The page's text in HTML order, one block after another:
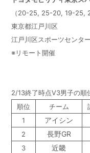
（20-25, 25-20, 19-25,
東京都江戸川区
江戸川区スポーツセンター
※リモート開催
2/13終了時点V3男子の順
順位
チーム
1
アイシン
2
長野GR
3
近畿